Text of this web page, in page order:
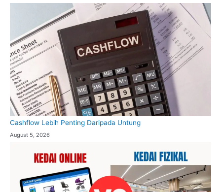
Cashflow Lebih Penting Daripada Untung
August 5, 2026